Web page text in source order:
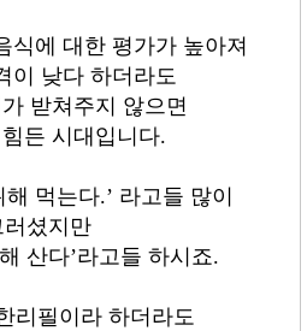
식에 대한 평가가 높아져
이 낮다 하더라도
받쳐주지 않으면
든 시대입니다.
해 먹는다.’ 라고들 많이
러셨지만
산다’라고들 하시죠.
리필이라 하더라도